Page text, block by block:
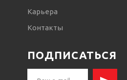
Карьера
Контакты
ПОДПИСАТЬСЯ